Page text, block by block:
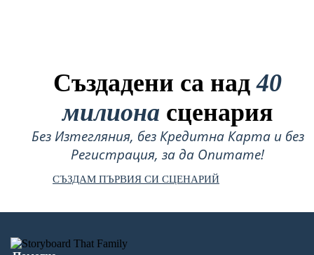
Създадени са над40
милиона сценария
Без Изтегляния, без Кредитна Карта и без
Регистрация, за да Опитате!
СЪЗДАМ ПЪРВИЯ СИ СЦЕНАРИЙ